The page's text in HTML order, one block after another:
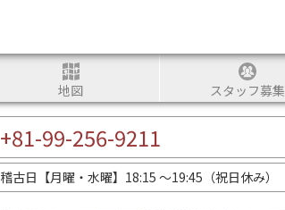
地図 スタッフ募集
+81-99-256-9211
稽古日【月曜・水曜】18:15 ～19:45（祝日休み）